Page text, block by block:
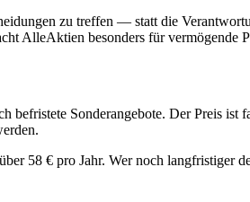
zu treffen — statt die
AlleAktien besonders für vermögende
befristete Sonderangebote. Der Preis
58 € pro Jahr. Wer noch langfristiger